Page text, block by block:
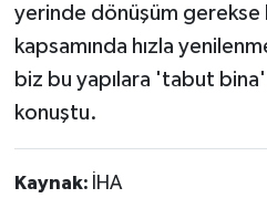
yerinde dönüşüm gerekse
kapsamında hızla
biz bu yapılara 'tabut
konuştu.
Kaynak: İHA